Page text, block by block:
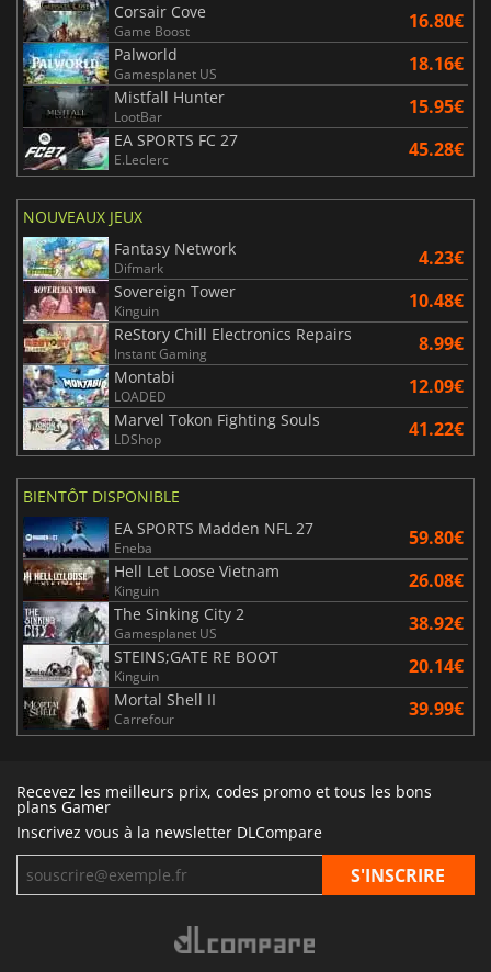
Corsair Cove
Game Boost 16.80€
Palworld
Gamesplanet US 18.16€
Mistfall Hunter
LootBar 15.95€
EA SPORTS FC 27
E.Leclerc 45.28€
NOUVEAUX JEUX
Fantasy Network
Difmark 4.23€
Sovereign Tower
Kinguin 10.48€
ReStory Chill Electronics Repairs
Instant Gaming 8.99€
Montabi
LOADED 12.09€
Marvel Tokon Fighting Souls
LDShop 41.22€
BIENTÔT DISPONIBLE
EA SPORTS Madden NFL 27
Eneba 59.80€
Hell Let Loose Vietnam
Kinguin 26.08€
The Sinking City 2
Gamesplanet US 38.92€
STEINS;GATE RE BOOT
Kinguin 20.14€
Mortal Shell II
Carrefour 39.99€
Recevez les meilleurs prix, codes promo et tous les bons
plans Gamer
Inscrivez vous à la newsletter DLCompare